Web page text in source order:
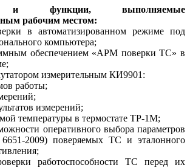
и функции, выполняемые
рабочим местом:
в автоматизированном режиме под
компьютера;
обеспечением «АРМ поверки ТС» в
измерительным КИ9901:
работы;
измерений;
температуры в термостате ТР‑1М;
оперативного выбора параметров
2009) поверяемых ТС и эталонного
работоспособности ТС перед их